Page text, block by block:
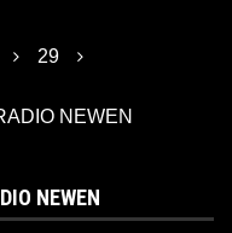
29
NEWEN
NEWEN